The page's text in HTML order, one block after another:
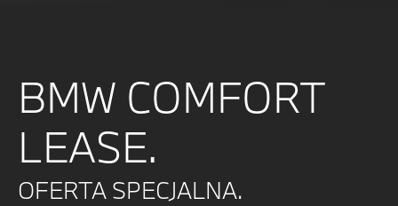
BMW COMFORT
LEASE.
OFERTA SPECJALNA.